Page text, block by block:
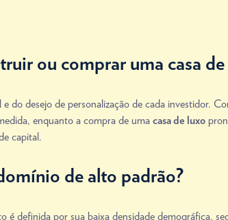
ou comprar uma casa
do desejo de personalização de cada investidor.
enquanto a compra de uma casa de luxo
capital.
de alto padrão?
é definida por sua baixa densidade demográfica,